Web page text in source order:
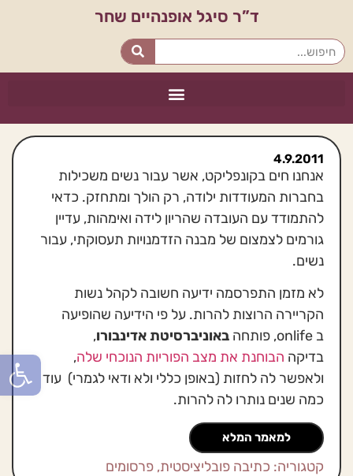
פתח
ד”ר סיגל אופנהיים שחר
4.9.2011
אנחנו חים בקונפליקט, אשר עבור נשים משכילות
בחברות המעודדות ילודה, רק הולך ומתחזק. כדאי
להתמודד עם העובדה שהריון לידה ואימהות, עדיין
גורמים לצמצום של מבנה הזדמנויות תעסוקתי, עבור
נשים.
לא מזמן התפרסמה ידיעה חשובה לקהל נשות
הקריירה הרוצות להרות. על פי הידיעה שהופיעה
ב onlife, פותחה
באוניברסיטת אדינבורו,
בדיקה הבוחנת את מצב הפוריות הנוכחי שלה,
ולאפשר לה לחזות (באופן כללי ולא ודאי לגמרי) עוד
כמה שנים נותרו לה להרות.
למאמר המלא
קטגוריה: כתיבה פובליציסטית, פרסומים